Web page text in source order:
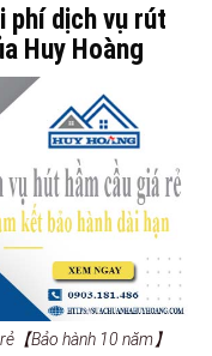
phí dịch vụ rút
Huy Hoàng
【Bảo hành 10 năm】